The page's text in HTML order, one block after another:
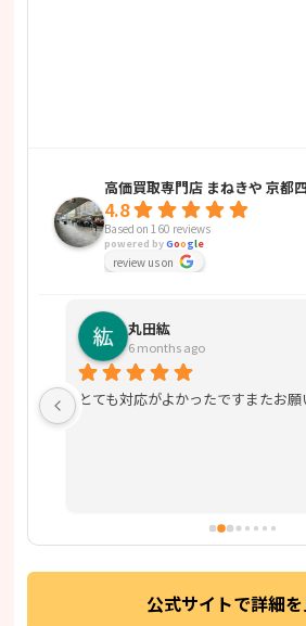
高価買取専門店 まねきや 京都
4.8
Based on 160 reviews
powered byGoogle
review us on
丸田紘
6 months ago
とても対応がよかったですまたお
公式サイトで詳細